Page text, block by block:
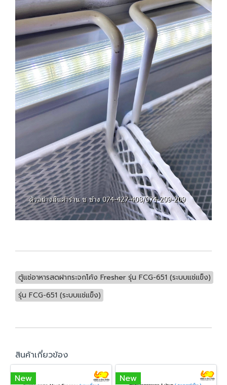
ตู้แช่อาหารสดฝากระจกโค้ง Fresher รุ่น FCG-651 (ระบบแช่แข็ง)
รุ่น FCG-651 (ระบบแช่แข็ง)
สินค้าเกี่ยวข้อง
New
New